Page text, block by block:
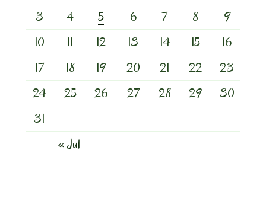
3
4 5 6 7 8
9
10
11 12 13 14 15
16
17
18 19 20 21 22
23
24
25 26 27 28 29
30
31
« Jul